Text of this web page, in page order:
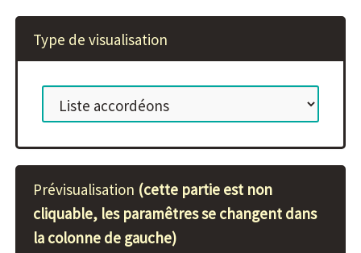
Type de visualisation
Prévisualisation (cette partie est non
cliquable, les paramêtres se changent dans
la colonne de gauche)